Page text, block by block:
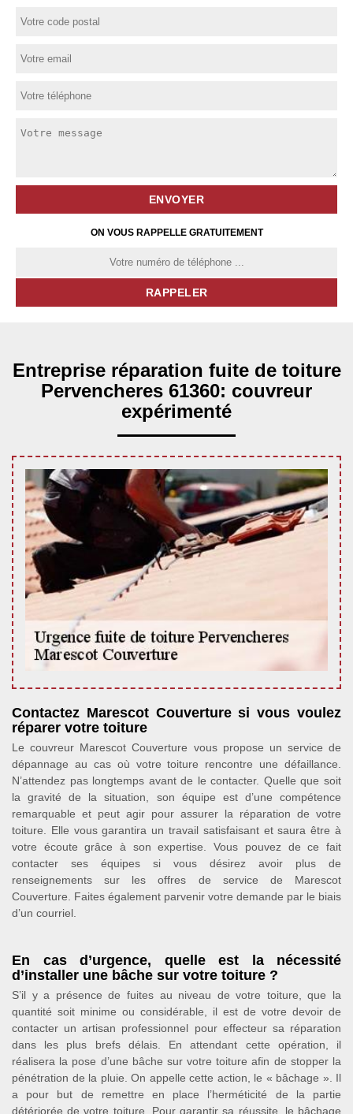
ON VOUS RAPPELLE GRATUITEMENT
Entreprise réparation fuite de toiture
Pervencheres 61360: couvreur
expérimenté
Contactez Marescot Couverture si vous voulez
réparer votre toiture
Le couvreur Marescot Couverture vous propose un service de
dépannage au cas où votre toiture rencontre une défaillance.
N’attendez pas longtemps avant de le contacter. Quelle que soit
la gravité de la situation, son équipe est d’une compétence
remarquable et peut agir pour assurer la réparation de votre
toiture. Elle vous garantira un travail satisfaisant et saura être à
votre écoute grâce à son expertise. Vous pouvez de ce fait
contacter ses équipes si vous désirez avoir plus de
renseignements sur les offres de service de Marescot
Couverture. Faites également parvenir votre demande par le biais
d’un courriel.
En cas d’urgence, quelle est la nécessité
d’installer une bâche sur votre toiture ?
S’il y a présence de fuites au niveau de votre toiture, que la
quantité soit minime ou considérable, il est de votre devoir de
contacter un artisan professionnel pour effecteur sa réparation
dans les plus brefs délais. En attendant cette opération, il
réalisera la pose d’une bâche sur votre toiture afin de stopper la
pénétration de la pluie. On appelle cette action, le « bâchage ». Il
a pour but de remettre en place l’herméticité de la partie
détériorée de votre toiture. Pour garantir sa réussite, le bâchage